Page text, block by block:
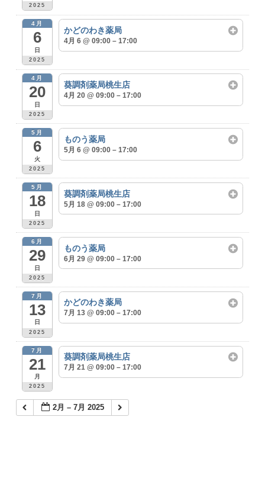
2025
4月
6
日
2025
かどのわき薬局
4月 6 @ 09:00 – 17:00
4月
20
日
2025
葵調剤薬局桃生店
4月 20 @ 09:00 – 17:00
5月
6
火
2025
ものう薬局
5月 6 @ 09:00 – 17:00
5月
18
日
2025
葵調剤薬局桃生店
5月 18 @ 09:00 – 17:00
6月
29
日
2025
ものう薬局
6月 29 @ 09:00 – 17:00
7月
13
日
2025
かどのわき薬局
7月 13 @ 09:00 – 17:00
7月
21
月
2025
葵調剤薬局桃生店
7月 21 @ 09:00 – 17:00
2月 – 7月 2025